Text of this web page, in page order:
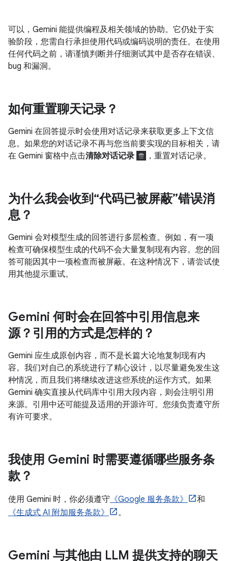
可以，Gemini 能提供编程及相关领域的协助。它仍处于实
验阶段，您需自行承担使用代码或编码说明的责任。在使用
任何代码之前，请谨慎判断并仔细测试其中是否存在错误、
bug 和漏洞。
如何重置聊天记录？
Gemini 在回答提示时会使用对话记录来获取更多上下文信
息。如果您的对话记录不再与您当前要实现的目标相关，请
在 Gemini 窗格中点击清除对话记录 ，重置对话记录。
为什么我会收到“代码已被屏蔽”错误消
息？
Gemini 会对模型生成的回答进行多层检查。例如，有一项
检查可确保模型生成的代码不会大量复制现有内容。您的回
答可能因其中一项检查而被屏蔽。在这种情况下，请尝试使
用其他提示重试。
Gemini 何时会在回答中引用信息来
源？引用的方式是怎样的？
Gemini 应生成原创内容，而不是长篇大论地复制现有内
容。我们对自己的系统进行了精心设计，以尽量避免发生这
种情况，而且我们将继续改进这些系统的运作方式。如果
Gemini 确实直接从代码库中引用大段内容，则会注明引用
来源。引用中还可能提及适用的开源许可。您须负责遵守所
有许可要求。
我使用 Gemini 时需要遵循哪些服务条
款？
使用 Gemini 时，你必须遵守 《Google 服务条款》
和
《生成式 AI 附加服务条款》
。
Gemini 与其他由 LLM 提供支持的聊天